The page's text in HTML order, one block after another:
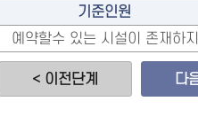
기준인원
예약할수 있는 시설이 존재하
< 이전단계 다